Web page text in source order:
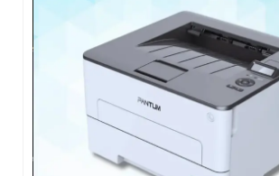
Xerox Yazıcı Reset
Samsung Yazıcı Reset
Canon Yazıcı Reset
Epson Yazıcı Reset